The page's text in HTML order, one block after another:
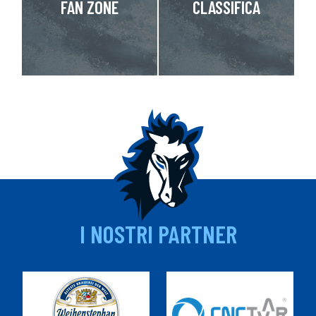
FAN ZONE CLASSIFICA
I NOSTRI PARTNER